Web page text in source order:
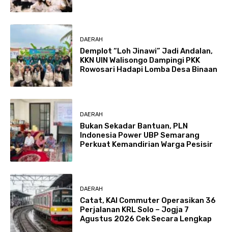
DAERAH
Demplot “Loh Jinawi” Jadi Andalan,
KKN UIN Walisongo Dampingi PKK
Rowosari Hadapi Lomba Desa Binaan
DAERAH
Bukan Sekadar Bantuan, PLN
Indonesia Power UBP Semarang
Perkuat Kemandirian Warga Pesisir
DAERAH
Catat, KAI Commuter Operasikan 36
Perjalanan KRL Solo – Jogja 7
Agustus 2026 Cek Secara Lengkap